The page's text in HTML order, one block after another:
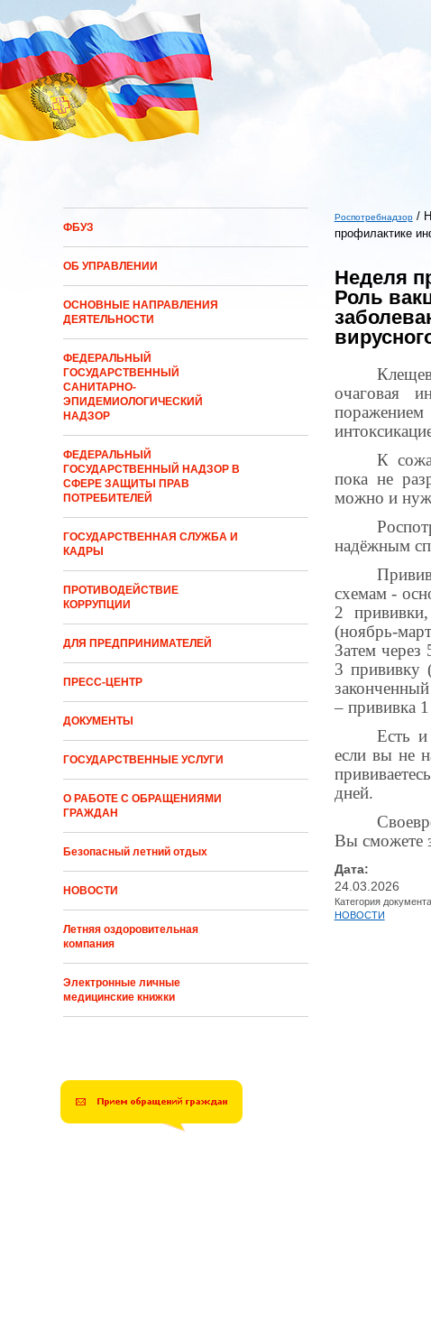
Перейти к основному содержанию
ФБУЗ
ОБ УПРАВЛЕНИИ
ОСНОВНЫЕ НАПРАВЛЕНИЯ
ДЕЯТЕЛЬНОСТИ
ФЕДЕРАЛЬНЫЙ
ГОСУДАРСТВЕННЫЙ
САНИТАРНО-
ЭПИДЕМИОЛОГИЧЕСКИЙ
НАДЗОР
ФЕДЕРАЛЬНЫЙ
ГОСУДАРСТВЕННЫЙ НАДЗОР В
СФЕРЕ ЗАЩИТЫ ПРАВ
ПОТРЕБИТЕЛЕЙ
ГОСУДАРСТВЕННАЯ СЛУЖБА И
КАДРЫ
ПРОТИВОДЕЙСТВИЕ
КОРРУПЦИИ
ДЛЯ ПРЕДПРИНИМАТЕЛЕЙ
ПРЕСС-ЦЕНТР
ДОКУМЕНТЫ
ГОСУДАРСТВЕННЫЕ УСЛУГИ
О РАБОТЕ С ОБРАЩЕНИЯМИ
ГРАЖДАН
Безопасный летний отдых
НОВОСТИ
Летняя оздоровительная
компания
Электронные личные
медицинские книжки
Вы здесь
Роспотребнадзор /
профилактике
Неделя
Роль
очаговая
К
пока не
можно и
надёжным
схемам -
2
(ноябрь-
Затем через
3 прививку
– прививка
Есть и
если вы не
дней.
Вы сможете
Дата:
24.03.2026
Категория
НОВОСТИ